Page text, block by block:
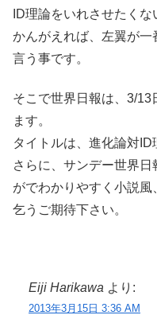
ID理論をいれさせたく
かんがえれば、左翼が一
言う事です。
そこで世界日報は、3/13
ます。
タイトルは、進化論対ID
さらに、サンデー世界
がでわかりやすく小説風
乞うご期待下さい。
Eiji Harikawa より:
2013年3月15日 3:36 AM